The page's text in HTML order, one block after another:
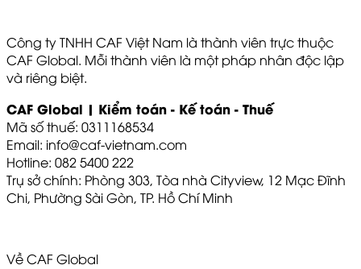
Công ty TNHH CAF Việt Nam là thành viên trực thuộc
CAF Global. Mỗi thành viên là một pháp nhân độc lập
và riêng biệt.
CAF Global | Kiểm toán - Kế toán - Thuế
Mã số thuế: 0311168534
Email: info@caf-vietnam.com
Hotline: 082 5400 222
Trụ sở chính: Phòng 303, Tòa nhà Cityview, 12 Mạc Đĩnh
Chi, Phường Sài Gòn, TP. Hồ Chí Minh
Về CAF Global